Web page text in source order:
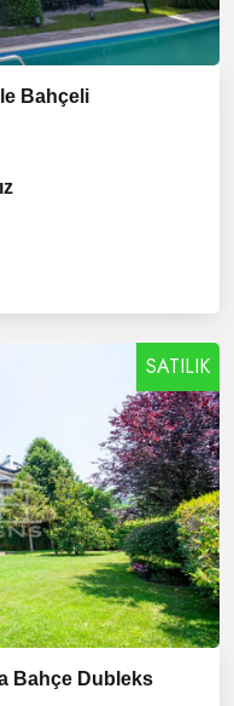
Bahçeli
SATILIK
Bahçe Dubleks